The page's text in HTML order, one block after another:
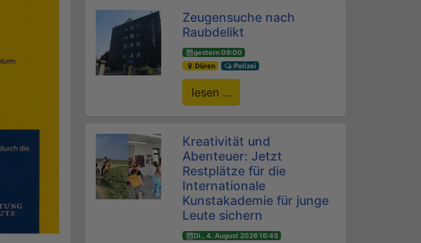
Zeugensuche nach
Raubdelikt
gestern 09:00
Düren
Polizei
lesen ...
Kreativität und
Abenteuer: Jetzt
Restplätze für die
Internationale
Kunstakademie für junge
Leute sichern
Di., 4. August 2026 16:48